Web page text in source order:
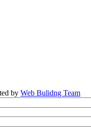
by Web Bulidng Team